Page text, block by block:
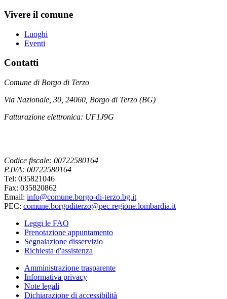
Vivere il comune
Luoghi
Eventi
Contatti
Comune di Borgo di Terzo
Via Nazionale, 30, 24060, Borgo di Terzo (BG)
Fatturazione elettronica: UF1J9G
Codice fiscale: 00722580164
P.IVA: 00722580164
Tel: 035821046
Fax: 035820862
Email: info@comune.borgo-di-terzo.bg.it
PEC: comune.borgoditerzo@pec.regione.lombardia.it
Leggi le FAQ
Prenotazione appuntamento
Segnalazione disservizio
Richiesta d'assistenza
Amministrazione trasparente
Informativa privacy
Note legali
Dichiarazione di accessibilità